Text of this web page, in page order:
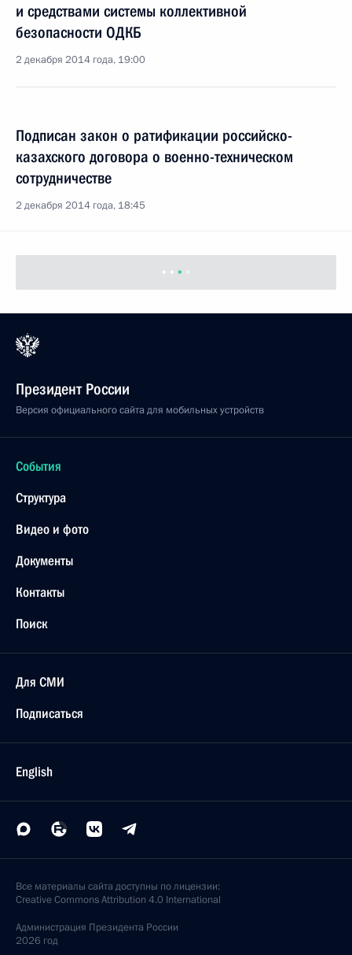
и средствами системы коллективной
безопасности ОДКБ
2 декабря 2014 года, 19:00
казахского договора о военно-техническом
сотрудничестве
2 декабря 2014 года, 18:45
2 декабря 2014 года, 18:30
Подписан закон, регулирующий пенсионное
обеспечение отдельных категорий граждан
2 декабря 2014 года, 18:15
медицинском страховании
2 декабря 2014 года, 17:45
Подписан закон, регулирующий процесс выплаты
Утверждён бюджет Фонда социального
страхования на трёхлетний период
2 декабря 2014 года, 16:30
Утверждён бюджет Федерального фонда
2 декабря 2014 года, 13:30